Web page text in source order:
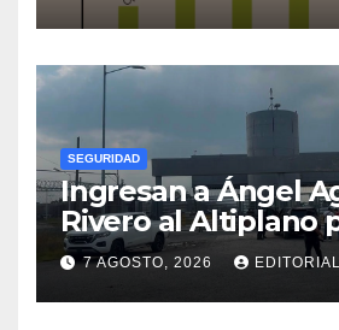
SEGURIDAD
Ingresan a Ángel
Rivero al Altiplano
presunta
evidencias de caso
Ayotzinapa
7 AGOSTO, 2026 EDITORIAL